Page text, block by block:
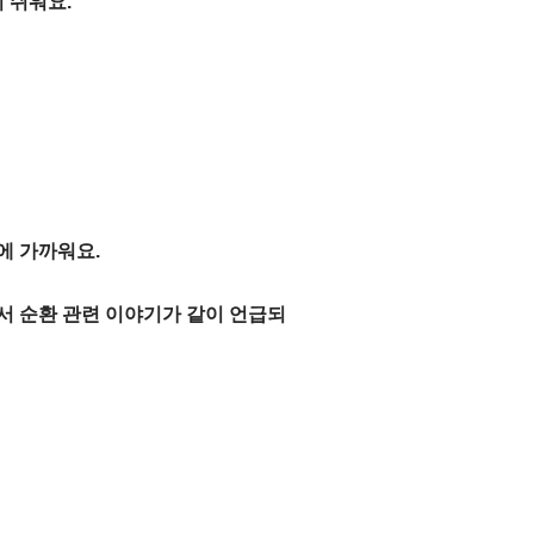
가까워요.
순환 관련 이야기가 같이 언급되